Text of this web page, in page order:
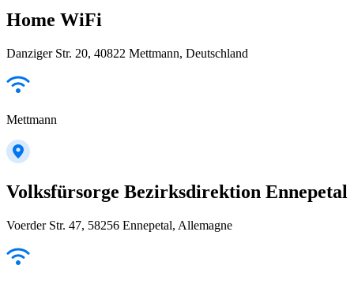
Home WiFi
Danziger Str. 20, 40822 Mettmann, Deutschland
Mettmann
Volksfürsorge Bezirksdirektion Ennepetal
Voerder Str. 47, 58256 Ennepetal, Allemagne